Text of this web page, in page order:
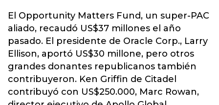
El Opportunity Matters Fund, un super-PAC
aliado, recaudó US$37 millones el año
pasado. El presidente de Oracle Corp., Larry
Ellison, aportó US$30 millone, pero otros
grandes donantes republicanos también
contribuyeron. Ken Griffin de Citadel
contribuyó con US$250.000, Marc Rowan,